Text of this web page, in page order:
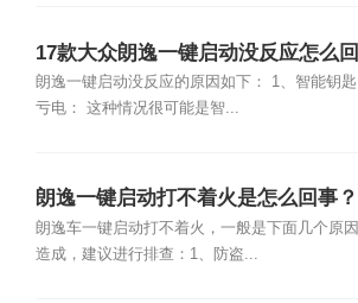
17款大众朗逸一键启动没反应怎么回
事？
朗逸一键启动没反应的原因如下： 1、智能钥匙
亏电： 这种情况很可能是智...
朗逸一键启动打不着火是怎么回事？
朗逸车一键启动打不着火，一般是下面几个原因
造成，建议进行排查：1、防盗...